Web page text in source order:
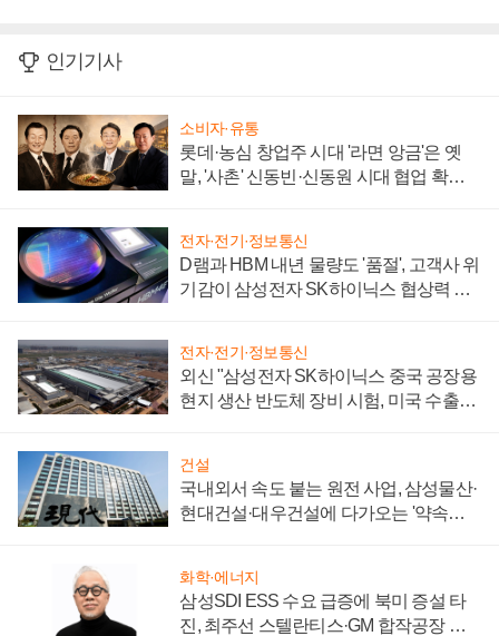
인기기사
소비자·유통
롯데·농심 창업주 시대 '라면 앙금'은 옛
말, '사촌' 신동빈·신동원 시대 협업 확대
전자·전기·정보통신
D램과 HBM 내년 물량도 '품절', 고객사 위
기감이 삼성전자 SK하이닉스 협상력 더
전자·전기·정보통신
외신 "삼성전자 SK하이닉스 중국 공장용
현지 생산 반도체 장비 시험, 미국 수출통
건설
국내외서 속도 붙는 원전 사업, 삼성물산·
현대건설·대우건설에 다가오는 '약속의
화학·에너지
삼성SDI ESS 수요 급증에 북미 증설 타
진, 최주선 스텔란티스·GM 합작공장 건